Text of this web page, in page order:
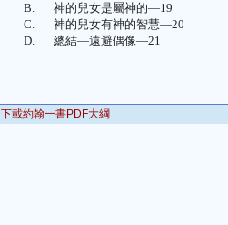
B.
神的兒女是屬神的—19
C.
神的兒女有神的智慧—20
D.
總結—遠避偶像—21
下載約翰一書PDF大綱